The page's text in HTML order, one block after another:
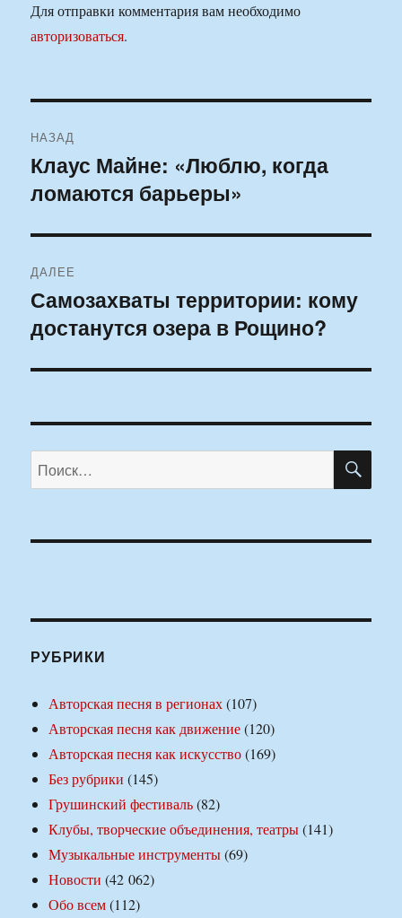
Для отправки комментария вам необходимо
авторизоваться.
по
записям
НАЗАД
Предыдущая
запись:
Клаус Майне: «Люблю, когда
ломаются барьеры»
ДАЛЕЕ
Следующая
запись:
Самозахваты территории: кому
достанутся озера в Рощино?
Искать:
РУБРИКИ
Авторская песня в регионах(107)
Авторская песня как движение(120)
Авторская песня как искусство(169)
Без рубрики (145)
Грушинский фестиваль(82)
Клубы, творческие объединения, театры(141)
Музыкальные инструменты(69)
Новости (42 062)
Обо всем(112)